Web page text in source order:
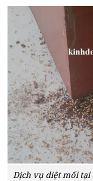
Dịch vụ diệt mối tại